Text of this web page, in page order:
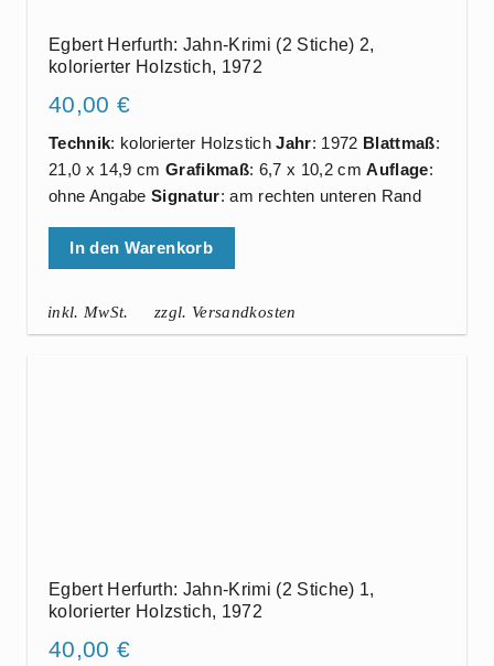
Egbert Herfurth: Jahn-Krimi (2 Stiche) 2,
kolorierter Holzstich, 1972
40,00 €
Technik: kolorierter HolzstichJahr: 1972 Blattmaß:
21,0 x 14,9 cm Grafikmaß: 6,7 x 10,2 cmAuflage:
ohne Angabe Signatur: am rechten unteren Rand
In den Warenkorb
inkl. MwSt. zzgl. Versandkosten
Egbert Herfurth: Jahn-Krimi (2 Stiche) 1,
kolorierter Holzstich, 1972
40,00 €